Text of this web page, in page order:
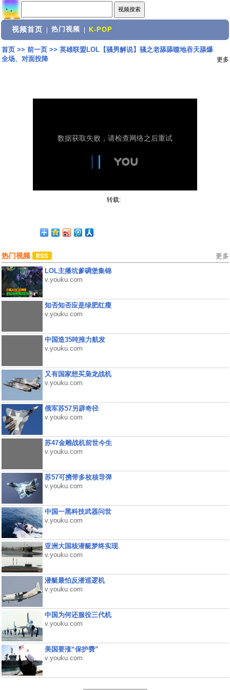
视频首页 热门视频 K-POP
首页>> 前一页>> 英雄联盟LOL【骚男解说】骚之老舔舔噬地吞天舔爆
全场、对面投降
更多
转载:
热门视频 更多
LOL主播坑爹碉堡集锦
v.youku.com
知否知否应是绿肥红瘦
v.youku.com
中国造35吨推力航发
v.youku.com
又有国家想买枭龙战机
v.youku.com
俄军苏57另辟奇径
v.youku.com
苏47金雕战机前世今生
v.youku.com
苏57可携带多枚核导弹
v.youku.com
中国一黑科技武器问世
v.youku.com
亚洲大国核潜艇梦终实现
v.youku.com
潜艇最怕反潜巡逻机
v.youku.com
中国为何还服役三代机
v.youku.com
美国要涨“保护费”
v.youku.com